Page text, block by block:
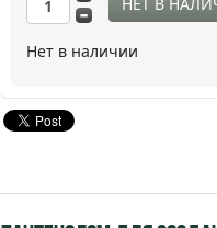
Нет в наличии